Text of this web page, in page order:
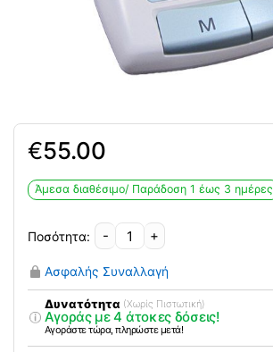
55.00
€
Άμεσα διαθέσιμο/ Παράδoση 1 έως 3 ημέρες
-
Αυτόματο
Πιεσόμετρο
Βραχίονα
Kessler
KS
551
+
Ασφαλής Συναλλαγή
Δυνατότητα (Χωρίς Πιστωτική)
Αγοράς με 4 άτοκες δόσεις!
Αγοράστε τώρα, πληρώστε μετά!